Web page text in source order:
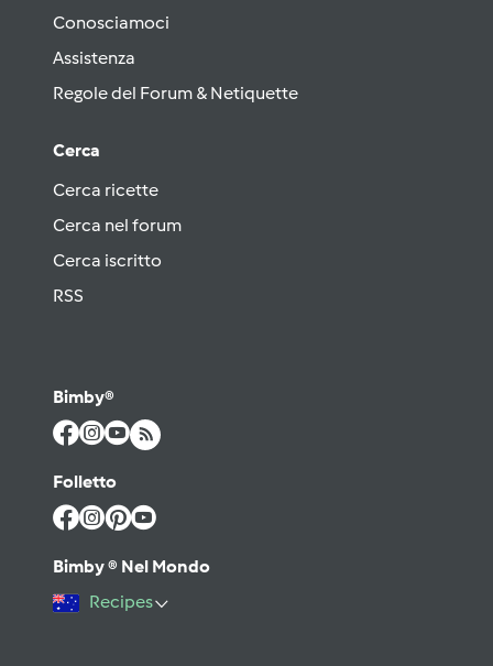
Conosciamoci
Assistenza
Regole del Forum & Netiquette
Cerca
Cerca ricette
Cerca nel forum
Cerca iscritto
RSS
Bimby®
Folletto
Bimby ® Nel Mondo
Recipes